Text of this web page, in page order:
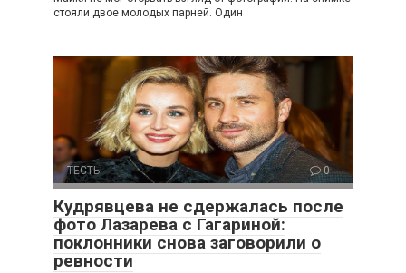
стояли двое молодых парней. Один
ТЕСТЫ 0
Кудрявцева не сдержалась после
фото Лазарева с Гагариной:
поклонники снова заговорили о
ревности